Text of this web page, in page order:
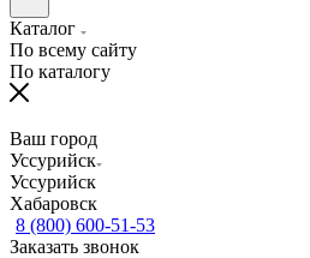
Каталог
По всему сайту
По каталогу
Ваш город
Уссурийск
Уссурийск
Хабаровск
8 (800) 600-51-53
Заказать звонок